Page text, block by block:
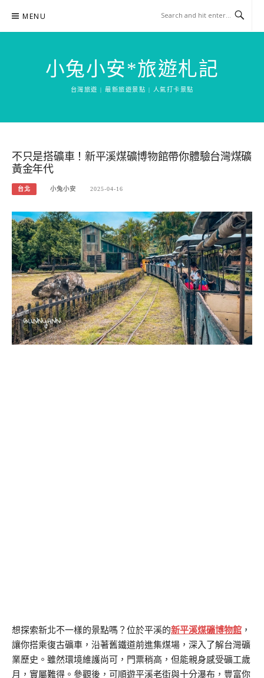
content
MENU
小兔小安*旅遊札記
台灣旅遊 | 最新旅遊景點 | 人氣打卡景點
不只是搭礦車！新平溪煤礦博物館帶你體驗台灣煤礦
黃金年代
台北 小兔小安 2025-04-16
想探索新北不一樣的景點嗎？位於平溪的新平溪煤礦博物館 ，
讓你搭乘復古礦車，沿著舊鐵道前進集煤場，深入了解台灣礦
業歷史。雖然環境維護尚可，門票稍高，但能親身感受礦工歲
月，實屬難得。參觀後，可順遊平溪老街與十分瀑布，豐富你